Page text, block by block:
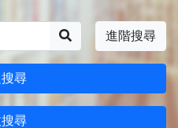
進階搜尋
尋
尋